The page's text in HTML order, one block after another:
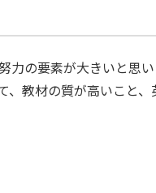
の要素が大きいと思
教材の質が高いこと